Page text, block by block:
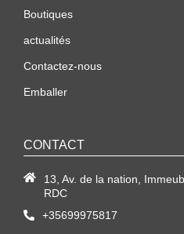
Boutiques
actualités
Contactez-nous
Emballer
CONTACT
13, Av. de la nation,
RDC
+35699975817